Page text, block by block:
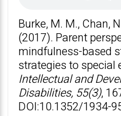
p
p
o
k
Burke, M. M., Chan,
(2017). Parent
mindfulness-based
strategies to special
Intellectual and
Disabilities, 55(3),
DOI:10.1352/1934-